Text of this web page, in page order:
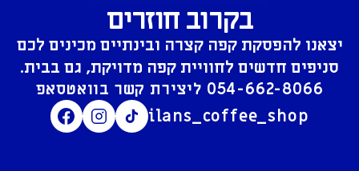
בקרוב חוזרים
יצאנו להפסקת קפה קצרה ובינתיים מכינים לכם
סניפים חדשים לחוויית קפה מדויקת, גם בבית.
054-662-8066
ilans_coffee_shop